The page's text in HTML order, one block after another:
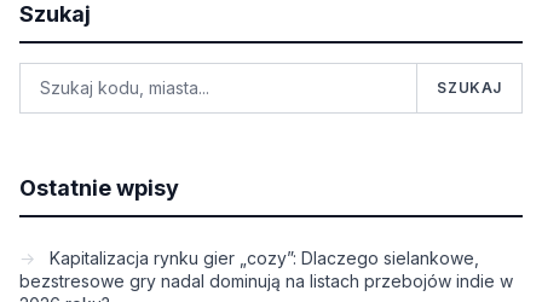
Szukaj
SZUKAJ
Ostatnie wpisy
Kapitalizacja rynku gier „cozy”: Dlaczego sielankowe,
bezstresowe gry nadal dominują na listach przebojów indie w